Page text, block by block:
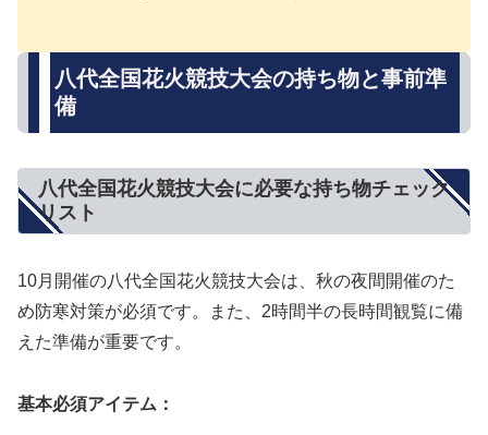
八代全国花火競技大会の持ち物と事前準
備
八代全国花火競技大会に必要な持ち物チェック
リスト
10月開催の八代全国花火競技大会は、 秋の夜間開催のた
め防寒対策が必須です。また、2時間半の長時間観覧に備
えた準備が重要です。
基本必須アイテム：